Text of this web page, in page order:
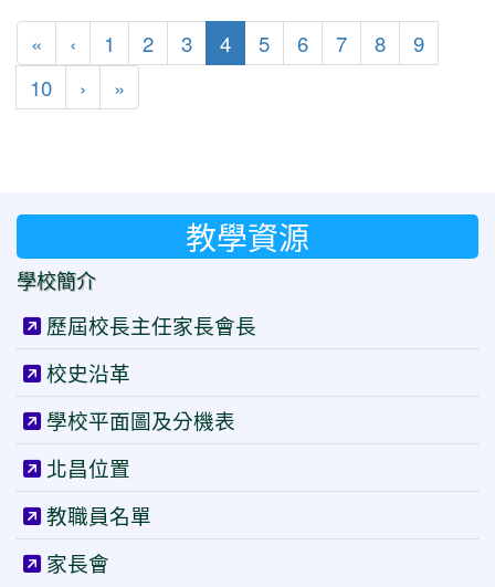
« 第一頁
‹ 上一頁
1 2 3 4(目前頁次)
5 6 7 8
9
10
› 下一頁
»
教學資源
學校簡介
歷屆校長主任家長會長
校史沿革
學校平面圖及分機表
北昌位置
教職員名單
家長會